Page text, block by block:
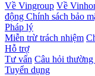
Về Vingroup Về
động Chính sách bảo
Pháp lý
Miễn trừ trách nhiệm
Hỗ trợ
Tư vấn Câu hỏi thường
Tuyển dụng